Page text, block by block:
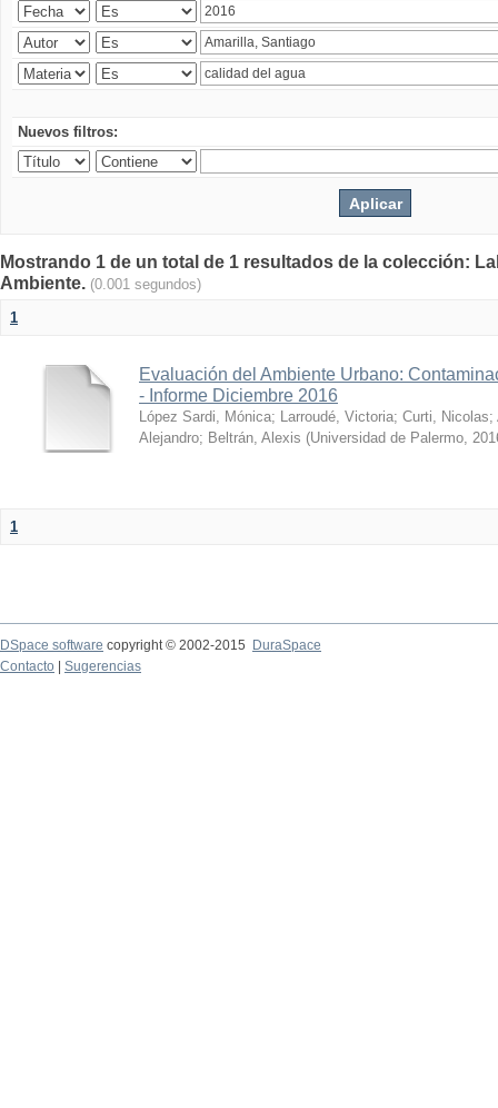
Nuevos filtros:
Mostrando 1 de un total de 1 resultados de la colección:
Ambiente. (0.001 segundos)
1
Evaluación del Ambiente Urbano:
- Informe Diciembre 2016
López Sardi, Mónica; Larroudé, Victoria; Curti, Nicolas;
Alejandro; Beltrán, Alexis (Universidad de Palermo,
1
DSpace software copyright © 2002-2015
DuraSpace
Contacto
Sugerencias